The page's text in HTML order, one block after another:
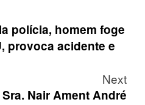
polícia, homem foge
provoca acidente e
Next
Nair Ament André